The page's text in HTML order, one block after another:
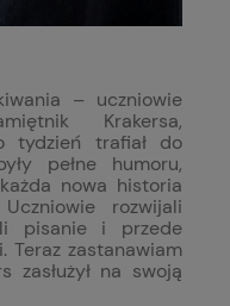
– uczniowie
Krakersa,
tydzień trafiał do
pełne humoru,
nowa historia
rozwijali
pisanie i przede
Teraz zastanawiam
na swoją